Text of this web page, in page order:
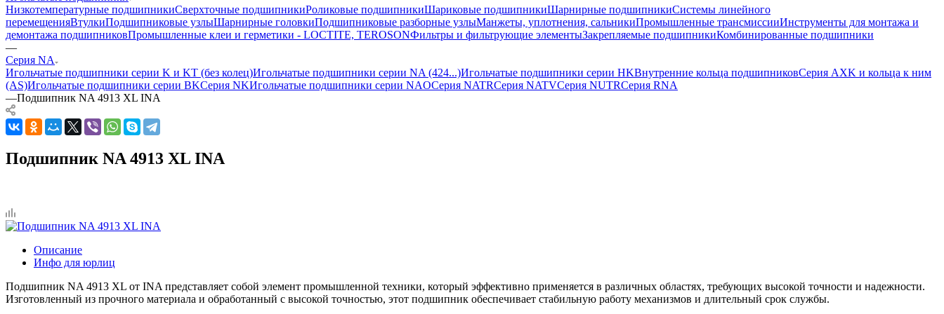
Низкотемпературные подшипникиСверхточные подшипникиРоликовые подшипникиШариковые подшипникиШарнирные подшипникиСистемы линейного
перемещенияВтулкиПодшипниковые узлыШарнирные головкиПодшипниковые разборные узлыМанжеты, уплотнения, сальникиПромышленные трансмиссииИнструменты для монтажа и
демонтажа подшипниковПромышленные клеи и герметики - LOCTITE, TEROSONФильтры и фильтрующие элементыЗакрепляемые подшипникиКомбинированные подшипники
—
Серия NA
Игольчатые подшипники серии K и KT (без колец)Игольчатые подшипники серии NA (424...)Игольчатые подшипники серии HKВнутренние кольца подшипниковСерия AXK и кольца к ним
(AS)Игольчатые подшипники серии BKСерия NKИгольчатые подшипники серии NAOСерия NATRСерия NATVСерия NUTRСерия RNA
—Подшипник NA 4913 XL INA
Подшипник NA 4913 XL INA
Описание
Инфо для юрлиц
Подшипник NA 4913 XL от INA представляет собой элемент промышленной техники, который эффективно применяется в различных областях, требующих высокой точности и надежности.
Изготовленный из прочного материала и обработанный с высокой точностью, этот подшипник обеспечивает стабильную работу механизмов и длительный срок службы.